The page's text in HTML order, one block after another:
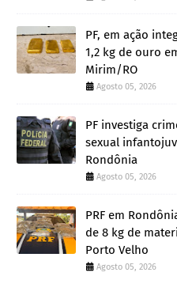
PF, em ação
1,2 kg de ouro
Mirim/RO
Agosto 05, 2026
PF investiga
sexual
Rondônia
Agosto 05, 2026
PRF em
de 8 kg de
Porto Velho
Agosto 05, 2026